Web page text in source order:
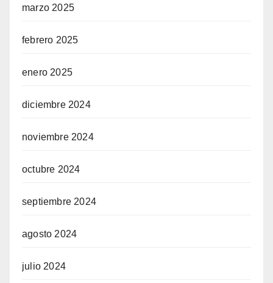
marzo 2025
febrero 2025
enero 2025
diciembre 2024
noviembre 2024
octubre 2024
septiembre 2024
agosto 2024
julio 2024